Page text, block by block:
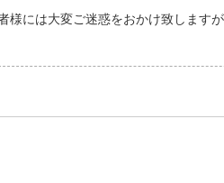
様には大変ご迷惑をおかけ致します